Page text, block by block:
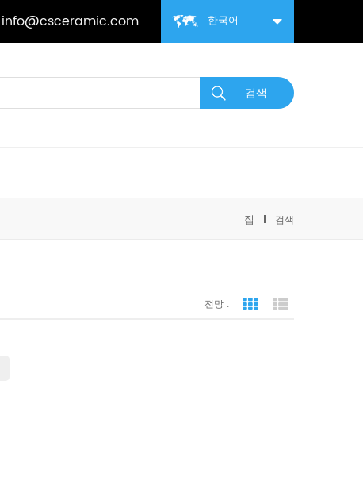
한국어
info@csceramic.com
집 검색
전망 : 격자보기